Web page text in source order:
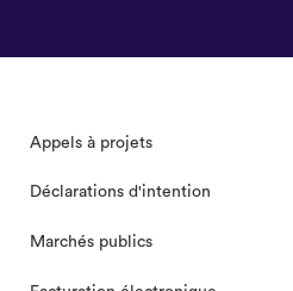
Appels à projets
Déclarations d'intention
Marchés publics